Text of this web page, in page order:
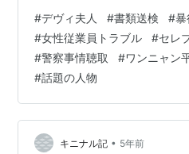
#デヴィ夫人 #書類送検 #
#女性従業員トラブル #セレ
#警察事情聴取 #ワンニャン
#話題の人物
キニナル記 • 5年前